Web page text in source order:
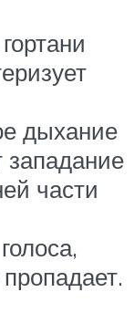
дыхание
западание
части